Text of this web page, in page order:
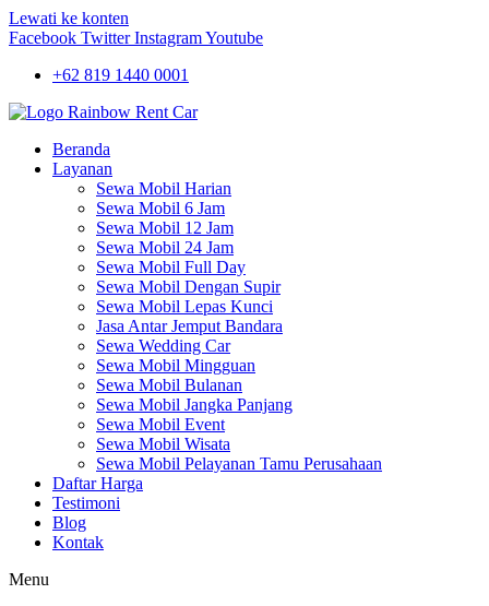
Lewati ke konten
Facebook Twitter InstagramYoutube
+62 819 1440 0001
Beranda
Layanan
Sewa Mobil Harian
Sewa Mobil 6 Jam
Sewa Mobil 12 Jam
Sewa Mobil 24 Jam
Sewa Mobil Full Day
Sewa Mobil Dengan Supir
Sewa Mobil Lepas Kunci
Jasa Antar Jemput Bandara
Sewa Wedding Car
Sewa Mobil Mingguan
Sewa Mobil Bulanan
Sewa Mobil Jangka Panjang
Sewa Mobil Event
Sewa Mobil Wisata
Sewa Mobil Pelayanan Tamu Perusahaan
Daftar Harga
Testimoni
Blog
Kontak
Menu